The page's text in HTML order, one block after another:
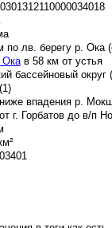
по лв. берегу р. Ока
Окав 58 км от устья
бассейновый округ
впадения р.
г. Горбатов до в/п